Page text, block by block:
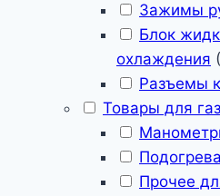
Зажимы
Блок
охлаждения (
Разъемы
Товары для
Прочее